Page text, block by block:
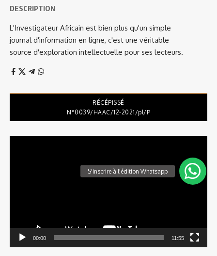
DESCRIPTION
L'Investigateur Africain est bien plus qu'un simple
journal d'information en ligne, c'est une véritable
source d'exploration intellectuelle pour ses lecteurs.
RÉCÉPISSÉ
N°0039/HAAC/12-2021/pl/P
00:00 11:55